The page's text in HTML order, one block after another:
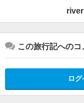
この旅行記へのコ
ログ